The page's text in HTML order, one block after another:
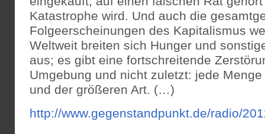
Katastrophe wird. Und auch die
Folgeerscheinungen des Kapitalismus
Weltweit breiten sich Hunger und
aus; es gibt eine fortschreitende
Umgebung und nicht zuletzt: jede
und der größeren Art. (…)
http://www.gegenstandpunkt.de/radio/